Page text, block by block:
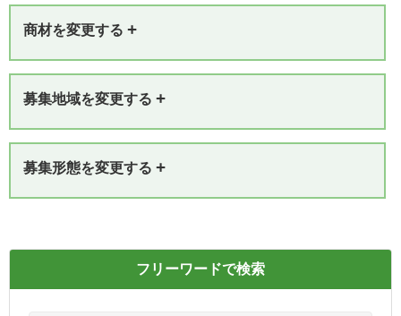
商材を変更する +
募集地域を変更する +
募集形態を変更する +
フリーワードで検索